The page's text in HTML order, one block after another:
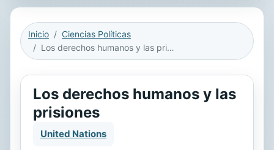
Inicio
Ciencias Políticas
Los derechos humanos y las prisiones
Los derechos humanos y las
prisiones
United Nations